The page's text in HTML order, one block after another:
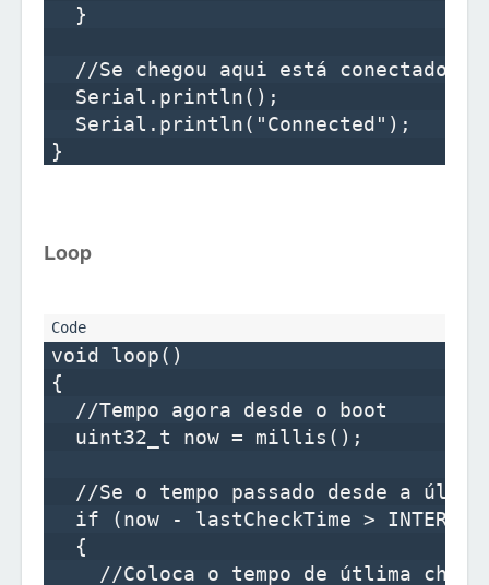
  }
  //Se chegou aqui está conectado
  Serial.println();
  Serial.println("Connected");
Loop
void loop()
{
  //Tempo agora desde o boot
  uint32_t now = millis();
//Se o tempo passado desde a
if (now - lastCheckTime >
  {
//Coloca o tempo de útlima